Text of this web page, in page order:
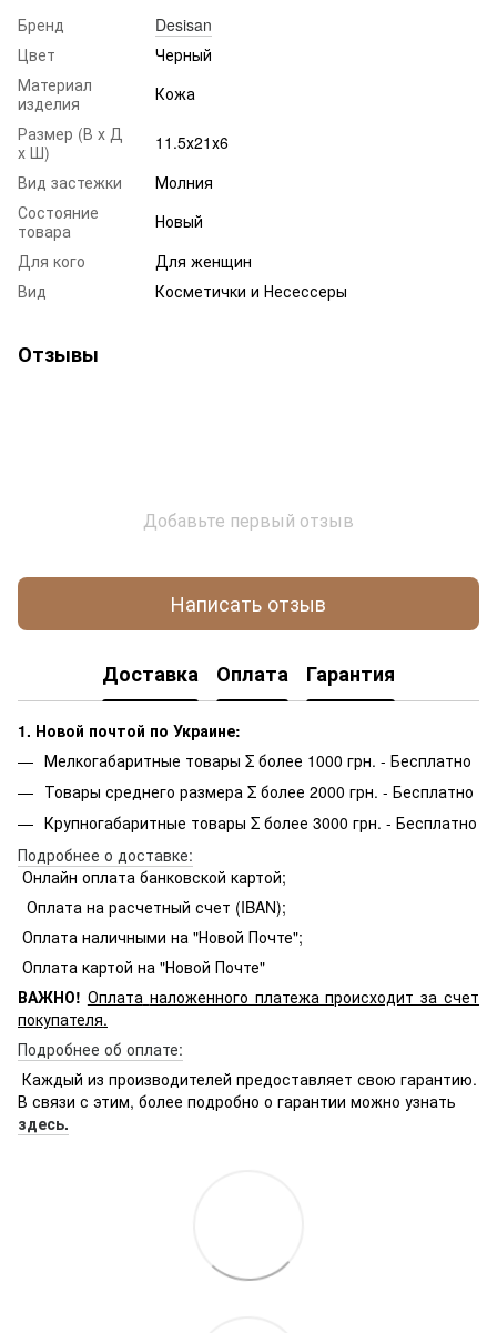
Бренд
Desisan
Цвет
Черный
Материал
изделия
Кожа
Размер (В х Д
х Ш)
11.5х21х6
Вид застежки
Молния
Состояние
товара
Новый
Для кого
Для женщин
Вид
Косметички и Несессеры
Отзывы
Добавьте первый отзыв
Написать отзыв
Доставка Оплата Гарантия
1. Новой почтой по Украине:
Мелкогабаритные товары Σ более 1000 грн. - Бесплатно
Товары среднего размера Σ более 2000 грн. - Бесплатно
Крупногабаритные товары Σ более 3000 грн. - Бесплатно
Подробнее о доставке:
Онлайн оплата банковской картой;
Оплата на расчетный счет (IBAN);
Оплата наличными на "Новой Почте";
Оплата картой на "Новой Почте"
ВАЖНО! Оплата наложенного платежа происходит за счет
покупателя.
Подробнее об оплате:
Каждый из производителей предоставляет свою гарантию.
В связи с этим, более подробно о гарантии можно узнать
здесь.